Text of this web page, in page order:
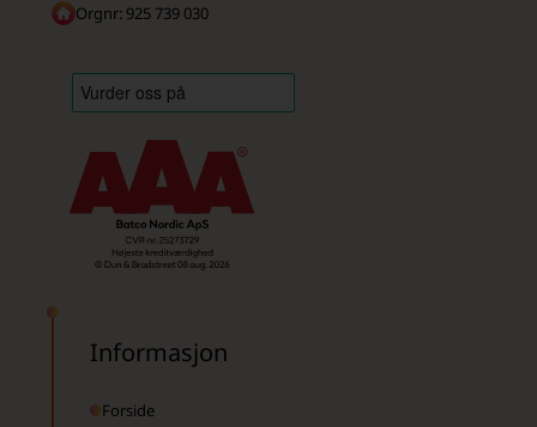
Orgnr: 925 739 030
Informasjon
Forside